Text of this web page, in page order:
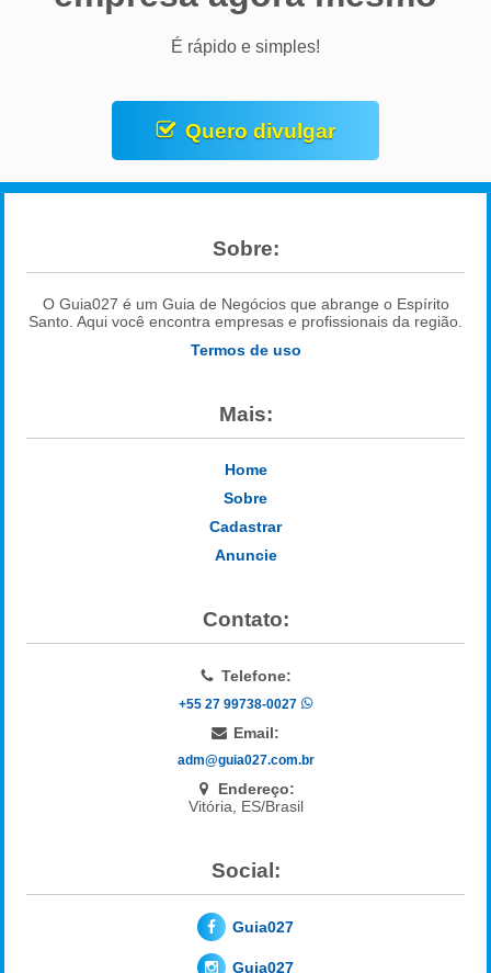
É rápido e simples!
Quero divulgar
Sobre:
O Guia027 é um Guia de Negócios que abrange o Espírito
Santo. Aqui você encontra empresas e profissionais da região.
Termos de uso
Mais:
Home
Sobre
Cadastrar
Anuncie
Contato:
Telefone:
+55 27 99738-0027
Email:
adm@guia027.com.br
Endereço:
Vitória, ES/Brasil
Social:
Guia027
Guia027